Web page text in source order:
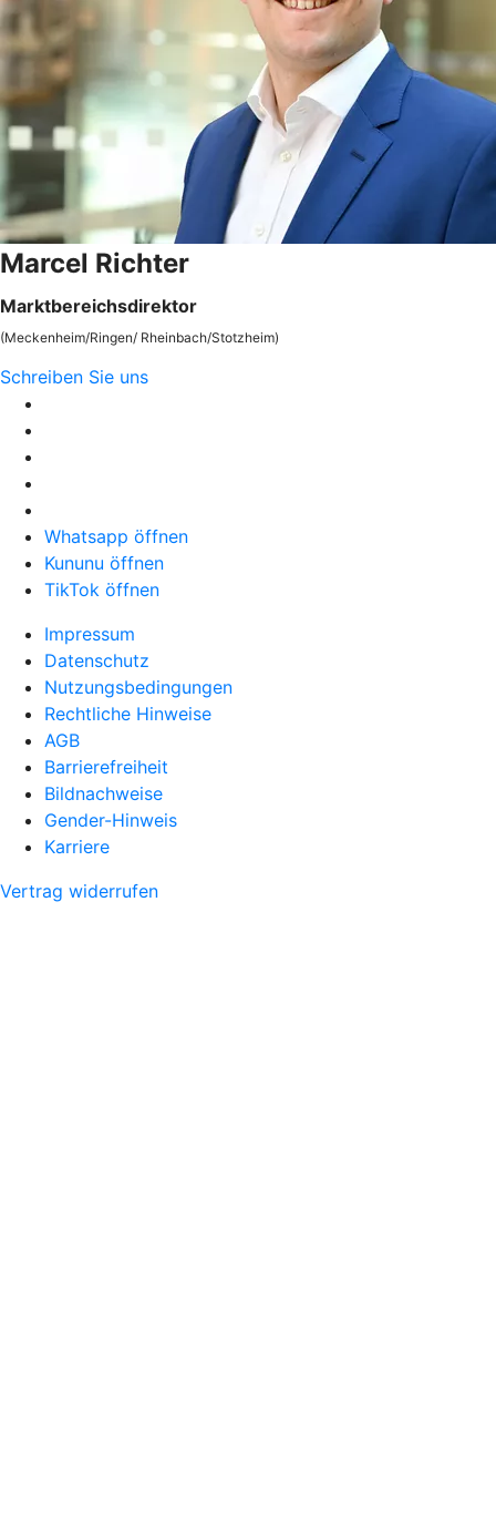
Marcel Richter
Marktbereichsdirektor
(Meckenheim/Ringen/ Rheinbach/Stotzheim)
Schreiben Sie uns
Whatsapp öffnen
Kununu öffnen
TikTok öffnen
Impressum
Datenschutz
Nutzungsbedingungen
Rechtliche Hinweise
AGB
Barrierefreiheit
Bildnachweise
Gender-Hinweis
Karriere
Vertrag widerrufen